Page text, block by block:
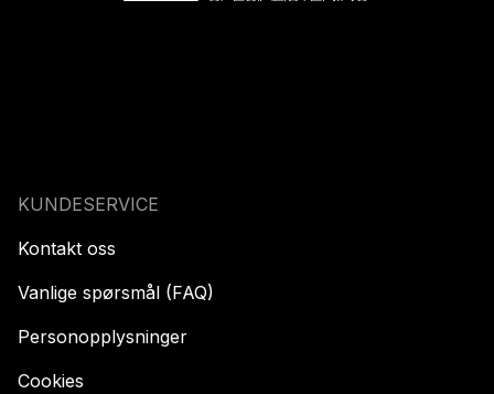
KUNDESERVICE
Kontakt oss
Vanlige spørsmål (FAQ)
Personopplysninger
Cookies